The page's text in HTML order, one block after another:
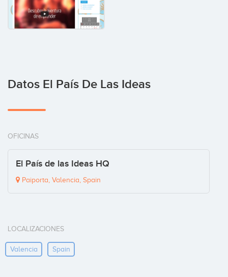
Datos El País De Las Ideas
OFICINAS
El País de las Ideas HQ
Paiporta, Valencia, Spain
LOCALIZACIONES
Valencia Spain